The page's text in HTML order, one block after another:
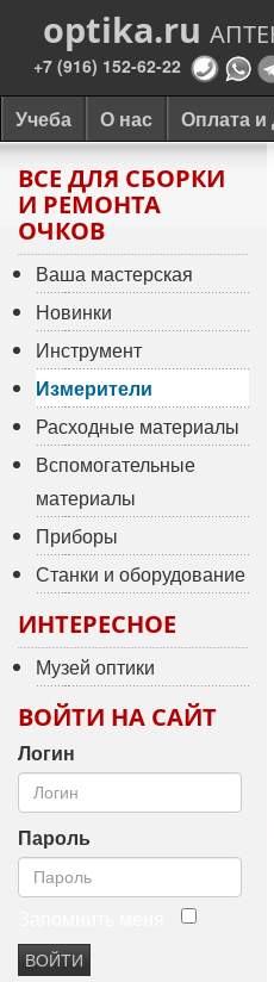
optika.ru
+7 (916) 152-62-22
Учеба О нас Оплата и
ВСЕ ДЛЯ СБОРКИ
И РЕМОНТА
ОЧКОВ
Ваша мастерская
Новинки
Инструмент
Измерители
Расходные материалы
Вспомогательные
материалы
Приборы
Станки и оборудование
ИНТЕРЕСНОЕ
Музей оптики
ВОЙТИ НА САЙТ
Логин
Пароль
ВОЙТИ